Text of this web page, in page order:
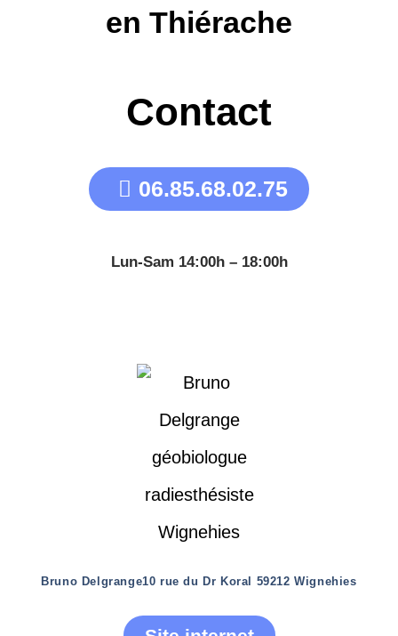
en Thiérache
Contact
06.85.68.02.75
Lun-Sam 14:00h – 18:00h
Bruno Delgrange10 rue du Dr Koral 59212 Wignehies